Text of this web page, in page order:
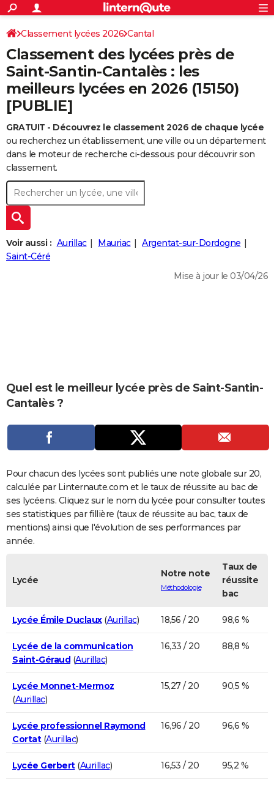
ACTUALITÉS
Politique
Société
Faits Divers
Education
Monde
Villes
+
SPORT
Coupe du monde 2026
Football
Tennis
Cyclisme
Rugby
Forum
CULTURE
Programme TV
TNT
Streaming
Cinéma
Sorties cinéma
Musique
+
FINANCE
Retraite
Impôts
Epargne
Immobilier
Risques naturels par ville
Banque
Assurance
Crédit
AUTO
Réserver un essai
Citadines
Berlines
Forum auto
HIGH-TECH
BRICOLAGE
Aménagement intérieur
Cuisine
Jardinage
+ WEEK-END
Guides de France
Escapades
Patrimoine
Expositions
Musées
Week-end nature
+
LIFESTYLE
SANTE
Alimentation
Guide de la santé
Maladies
Médicaments
Sommeil
+
Carte de Noël
Carte Bonne année
Carte Saint-Valentin
Carte Pâques
Carte d'anniversaire
DICTIONNAIRE
Dictionnaire
Biographies
Citations
Expressions
Proverbes
COPAINS D'AVANT
FORUM
Bricolage
Lifestyle
Culture
Television
Voyage
Cinema
S'inscrire
Connexion
Classement lycées 2026 Cantal
Classement des lycées près de
Saint-Santin-Cantalès : les
meilleurs lycées en 2026 (15150)
[PUBLIE]
GRATUIT - Découvrez le classement 2026 de chaque lycée
ou recherchez un établissement, une ville ou un département
dans le moteur de recherche ci-dessous pour découvrir son
classement.
Voir aussi : Aurillac Mauriac
Argentat-sur-Dordogne
Saint-Céré
Mise à jour le 03/04/26
Quel est le meilleur lycée près de Saint-Santin-
Cantalès ?
Pour chacun des lycées sont publiés une note globale sur 20,
calculée par Linternaute.com et le taux de réussite au bac de
ses lycéens. Cliquez sur le nom du lycée pour consulter toutes
ses statistiques par fillière (taux de réussite au bac, taux de
mentions) ainsi que l'évolution de ses performances par
année.
Lycée
Notre note
Méthodologie
Taux de
réussite
bac
Lycée Émile Duclaux(Aurillac) 18,56 / 20 98,6 %
Lycée de la communication
Saint-Géraud(Aurillac)
16,33 / 20 88,8 %
Lycée Monnet-Mermoz
(Aurillac)
15,27 / 20 90,5 %
Lycée professionnel Raymond
Cortat(Aurillac)
16,96 / 20 96,6 %
Lycée Gerbert(Aurillac) 16,53 / 20 95,2 %